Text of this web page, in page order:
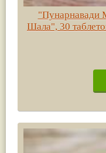
"Пунарнавади
Шала", 30